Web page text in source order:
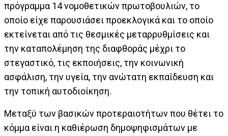
πρόγραμμα 14 νομοθετικών πρωτοβουλιών, το
οποίο είχε παρουσιάσει προεκλογικά και το οποίο
εκτείνεται από τις θεσμικές μεταρρυθμίσεις και
την καταπολέμηση της διαφθοράς μέχρι το
στεγαστικό, τις εκποιήσεις, την κοινωνική
ασφάλιση, την υγεία, την ανώτατη εκπαίδευση και
την τοπική αυτοδιοίκηση.
Μεταξύ των βασικών προτεραιοτήτων που θέτει το
κόμμα είναι η καθιέρωση δημοψηφισμάτων με